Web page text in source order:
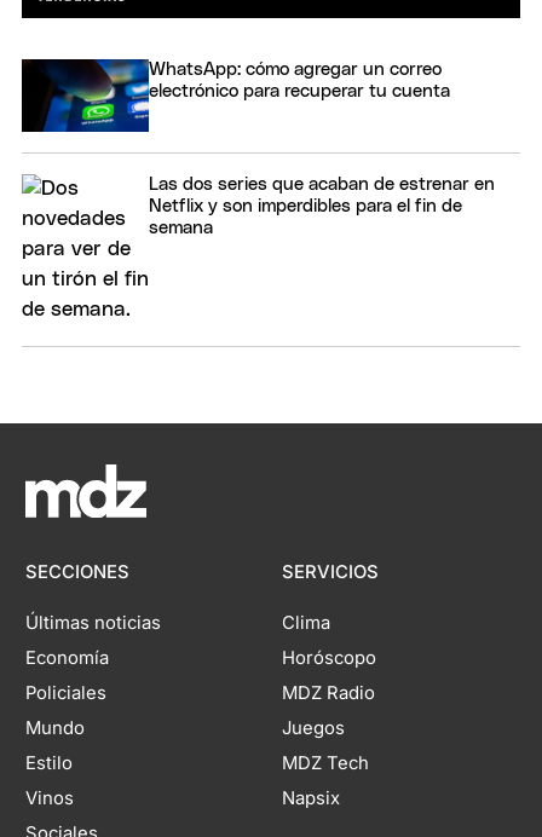
WhatsApp: cómo agregar un correo
electrónico para recuperar tu cuenta
Las dos series que acaban de estrenar en
Netflix y son imperdibles para el fin de
semana
SECCIONES
Últimas noticias
Economía
Policiales
Mundo
Estilo
Vinos
SERVICIOS
Clima
Horóscopo
MDZ Radio
Juegos
MDZ Tech
Napsix